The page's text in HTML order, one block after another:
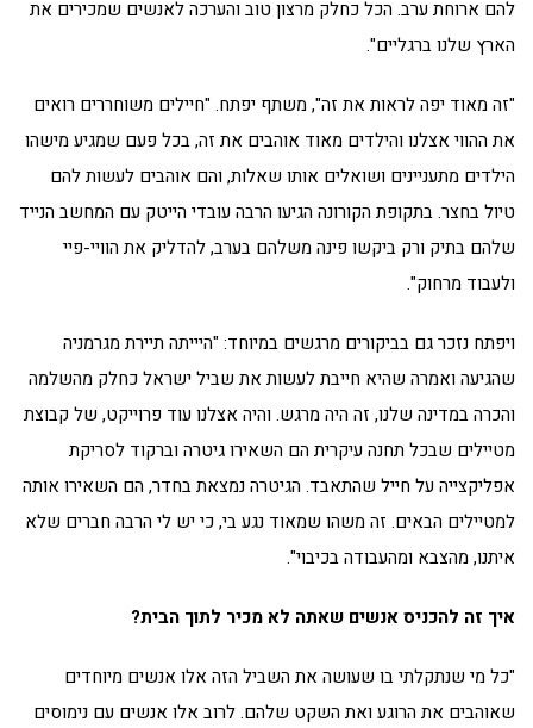
להם ארוחת ערב. הכל כחלק מרצון טוב והערכה לאנשים שמכירים את
הארץ שלנו ברגליים".
"זה מאוד יפה לראות את זה", משתף יפתח. "חיילים משוחררים רואים
את ההווי אצלנו והילדים מאוד אוהבים את זה, בכל פעם שמגיע מישהו
הילדים מתעניינים ושואלים אותו שאלות, והם אוהבים לעשות להם
טיול בחצר. בתקופת הקורונה הגיעו הרבה עובדי הייטק עם המחשב הנייד
שלהם בתיק ורק ביקשו פינה משלהם בערב, להדליק את הוויי-פיי
ולעבוד מרחוק".
ויפתח נזכר גם בביקורים מרגשים במיוחד: "היייתה תיירת מגרמניה
שהגיעה ואמרה שהיא חייבת לעשות את שביל ישראל כחלק מהשלמה
והכרה במדינה שלנו, זה היה מרגש. והיה אצלנו עוד פרוייקט, של קבוצת
מטיילים שבכל תחנה עיקרית הם השאירו גיטרה וברקוד לסריקת
אפליקצייה על חייל שהתאבד. הגיטרה נמצאת בחדר, הם השאירו אותה
למטיילים הבאים. זה משהו שמאוד נגע בי, כי יש לי הרבה חברים שלא
איתנו, מהצבא ומהעבודה בכיבוי".
איך זה להכניס אנשים שאתה לא מכיר לתוך הבית?
"כל מי שנתקלתי בו שעושה את השביל הזה אלו אנשים מיוחדים
שאוהבים את הרוגע ואת השקט שלהם. לרוב אלו אנשים עם נימוסים